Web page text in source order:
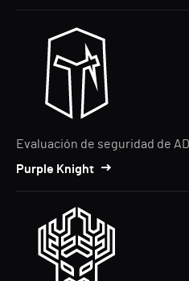
Evaluación de seguridad de
Purple Knight